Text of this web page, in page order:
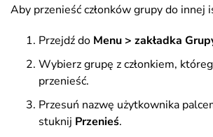
Aby przenieść członków grupy do innej
Przejdź do Menu > zakładka
Wybierz grupę z członkiem,
przenieść.
Przesuń nazwę użytkownika
stuknij Przenieś.